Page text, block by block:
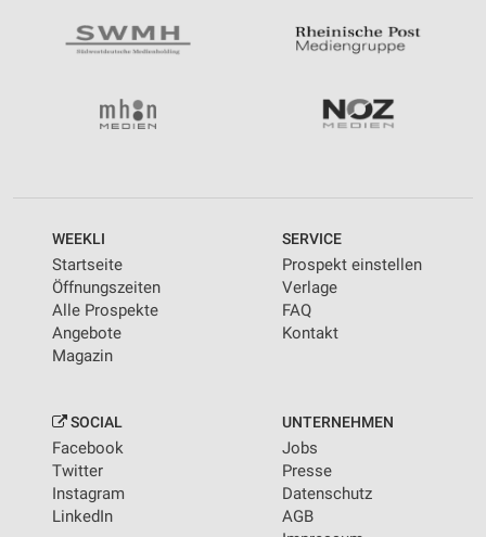
WEEKLI
Startseite
Öffnungszeiten
Alle Prospekte
Angebote
Magazin
SERVICE
Prospekt einstellen
Verlage
FAQ
Kontakt
SOCIAL
Facebook
Twitter
Instagram
LinkedIn
UNTERNEHMEN
Jobs
Presse
Datenschutz
AGB